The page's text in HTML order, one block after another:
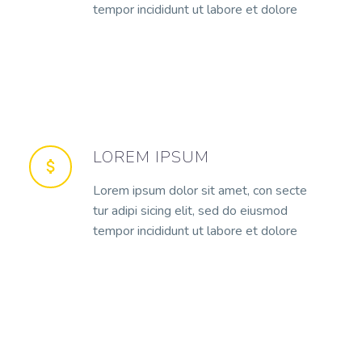
tempor incididunt ut labore et dolore
LOREM IPSUM
Lorem ipsum dolor sit amet, con secte
tur adipi sicing elit, sed do eiusmod
tempor incididunt ut labore et dolore